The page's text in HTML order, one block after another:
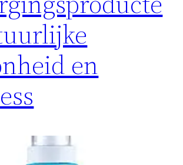
en